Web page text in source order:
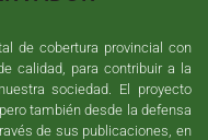
de cobertura provincial con
calidad, para contribuir a la
sociedad. El proyecto
también desde la defensa
de sus publicaciones, en